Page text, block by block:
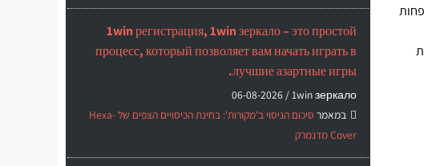
1win регистрация, 1win зеркало – это простой
процесс, который позволяет вам начать играть в
лучшие азартные игры.
1win зеркало /
06-08-2026
במאמר
סיכום הניסוי ב'מקורות': בחינת הכיסויים הצפים של Hexa-
Cover מדנמרק